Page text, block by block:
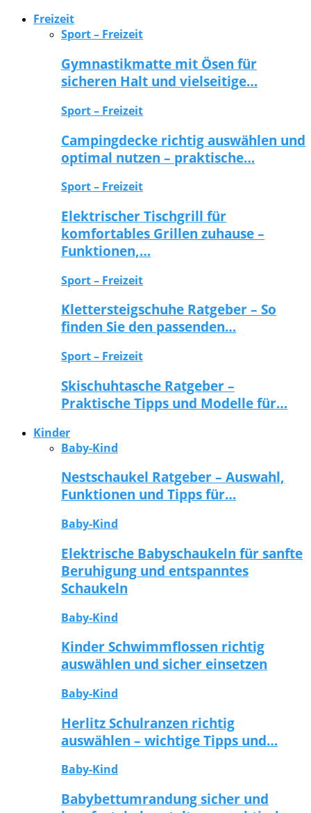
Freizeit
Sport – Freizeit
Gymnastikmatte mit Ösen für
sicheren Halt und vielseitige…
Sport – Freizeit
Campingdecke richtig auswählen und
optimal nutzen – praktische…
Sport – Freizeit
Elektrischer Tischgrill für
komfortables Grillen zuhause –
Funktionen,…
Sport – Freizeit
Klettersteigschuhe Ratgeber – So
finden Sie den passenden…
Sport – Freizeit
Skischuhtasche Ratgeber –
Praktische Tipps und Modelle für…
Kinder
Baby-Kind
Nestschaukel Ratgeber – Auswahl,
Funktionen und Tipps für…
Baby-Kind
Elektrische Babyschaukeln für sanfte
Beruhigung und entspanntes
Schaukeln
Baby-Kind
Kinder Schwimmflossen richtig
auswählen und sicher einsetzen
Baby-Kind
Herlitz Schulranzen richtig
auswählen – wichtige Tipps und…
Baby-Kind
Babybettumrandung sicher und